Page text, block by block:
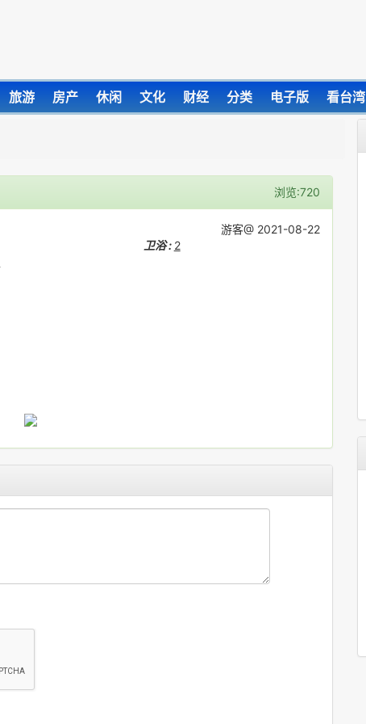
旅游 房产 休闲 文化 财经 分类 电子版 看台湾
浏览:720
游客@ 2021-08-22
卫浴 : 2